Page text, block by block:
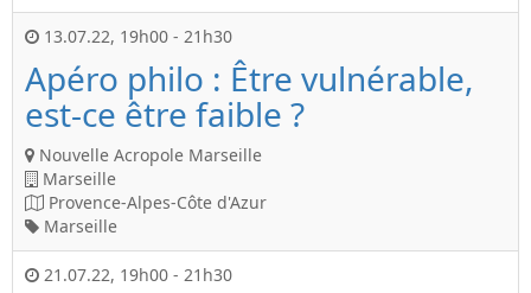
13.07.22, 19h00 - 21h30
Apéro philo : Être vulnérable,
est-ce être faible ?
Nouvelle Acropole Marseille
Marseille
Provence-Alpes-Côte d'Azur
Marseille
21.07.22, 19h00 - 21h30